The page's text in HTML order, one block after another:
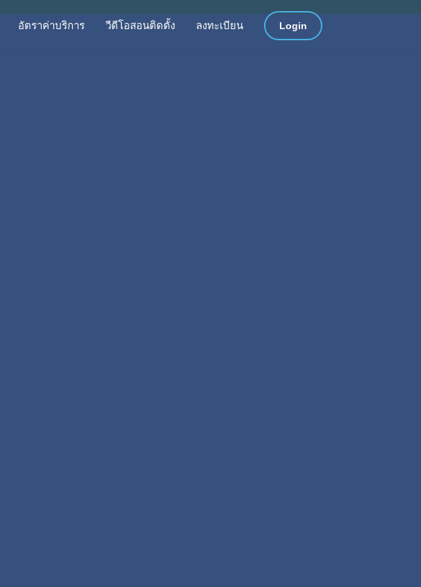
อัตราค่าบริการ วีดีโอสอนติดตั้ง ลงทะเบียน Login